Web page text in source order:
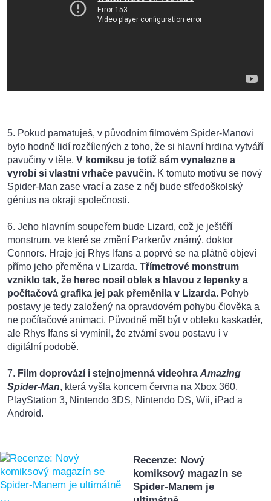
5. Pokud pamatuješ, v původním filmovém Spider-Manovi
bylo hodně lidí rozčílených z toho, že si hlavní hrdina vytváří
pavučiny v těle. V komiksu je totiž sám vynalezne a
vyrobí si vlastní vrhače pavučin. K tomuto motivu se nový
Spider-Man zase vrací a zase z něj bude středoškolský
génius na okraji společnosti.
6. Jeho hlavním soupeřem bude Lizard, což je ještěří
monstrum, ve které se změní Parkerův známý, doktor
Connors. Hraje jej Rhys Ifans a poprvé se na plátně objeví
přímo jeho přeměna v Lizarda. Třímetrové monstrum
vzniklo tak, že herec nosil oblek s hlavou z lepenky a
počítačová grafika jej pak přeměnila v Lizarda. Pohyb
postavy je tedy založený na opravdovém pohybu člověka a
ne počítačové animaci. Původně měl být v obleku kaskadér,
ale Rhys Ifans si vymínil, že ztvární svou postavu i v
digitální podobě.
7. Film doprovází i stejnojmenná videohra Amazing
Spider-Man, která vyšla koncem června na Xbox 360,
PlayStation 3, Nintendo 3DS, Nintendo DS, Wii, iPad a
Android.
Recenze: Nový
komiksový magazín se
Spider-Manem je